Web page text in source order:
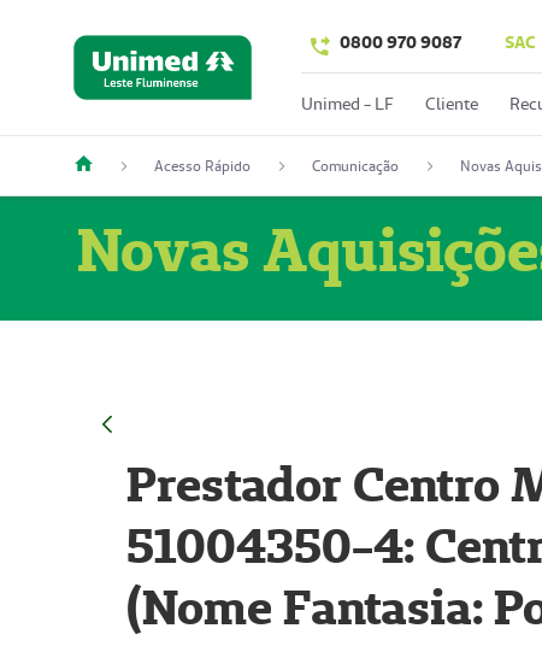
0800 970 9087 SAC
Unimed - LF Cliente
Acesso Rápido Comunicação Novas
Novas
Prestador Centro
51004350-4:
(Nome Fantasia: